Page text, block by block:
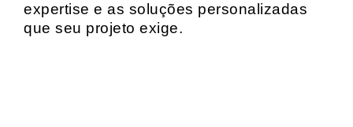
expertise e as soluções personalizadas
que seu projeto exige.